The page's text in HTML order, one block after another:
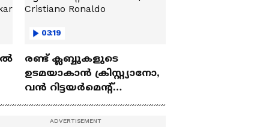
|
03:19
രണ്ട്‌ ക്ലബ്ബുകളുടെ
ഉടമയാകാന്‍ ക്രിസ്റ്റ്യാനോ,
വന്‍ റിട്ടയര്‍മെന്റ്‌
പദ്ധതികള്‍ | Cristiano